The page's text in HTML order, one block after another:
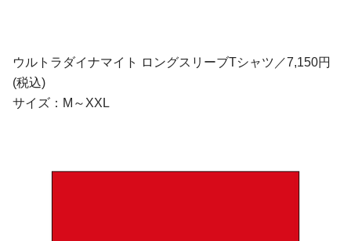
ウルトラダイナマイト ロングスリーブTシャツ／7,150円
(税込)
サイズ：M～XXL